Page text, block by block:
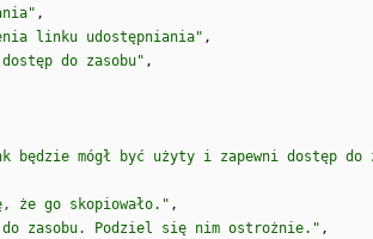
,
linku udostępniania" ,
do zasobu" ,
będzie mógł być użyty i zapewni dostęp
że go skopiowało." ,
do zasobu. Podziel się nim ostrożnie." ,